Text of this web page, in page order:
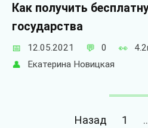
Как получить
государства
12.05.2021 0
Екатерина Новицкая
Назад 1